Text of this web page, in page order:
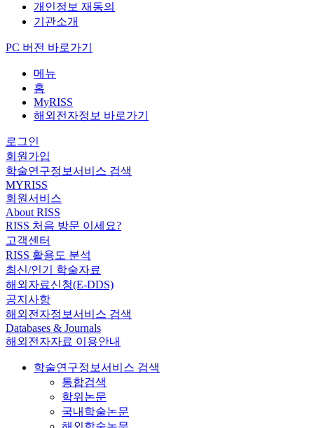
개인정보 재동의
기관소개
PC 버전 바로가기
메뉴
홈
MyRISS
해외전자정보 바로가기
로그인
회원가입
학술연구정보서비스 검색
MYRISS
회원서비스
About RISS
RISS 처음 방문 이세요?
고객센터
RISS 활용도 분석
최신/인기 학술자료
해외자료신청(E-DDS)
공지사항
해외전자정보서비스 검색
Databases & Journals
해외전자자료 이용안내
학술연구정보서비스 검색
통합검색
학위논문
국내학술논문